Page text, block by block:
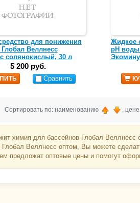
для понижения
Веллнесс
солянокислый, 30 л
5 200 руб.
Сравнить
Жидкое
pH воды
Сортировать по: наименованию , цене
химия для бассейнов Глобал
Глобал Веллнесс оптом, Вы можете
предложат оптовые цены и помогут